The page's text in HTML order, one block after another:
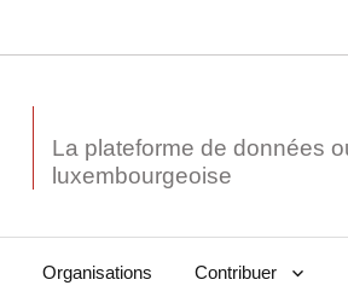
La plateforme de données
Organisations Contribuer